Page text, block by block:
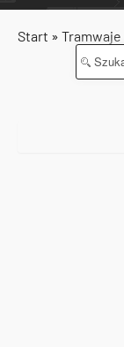
Start » Tramwaje